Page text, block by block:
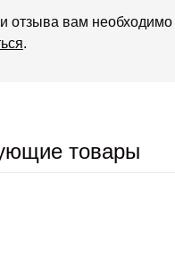
отзыва вам необходимо
.
товары